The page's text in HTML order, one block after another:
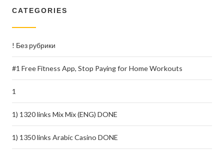
CATEGORIES
! Без рубрики
#1 Free Fitness App, Stop Paying for Home Workouts
1
1) 1320 links Mix Mix (ENG) DONE
1) 1350 links Arabic Casino DONE